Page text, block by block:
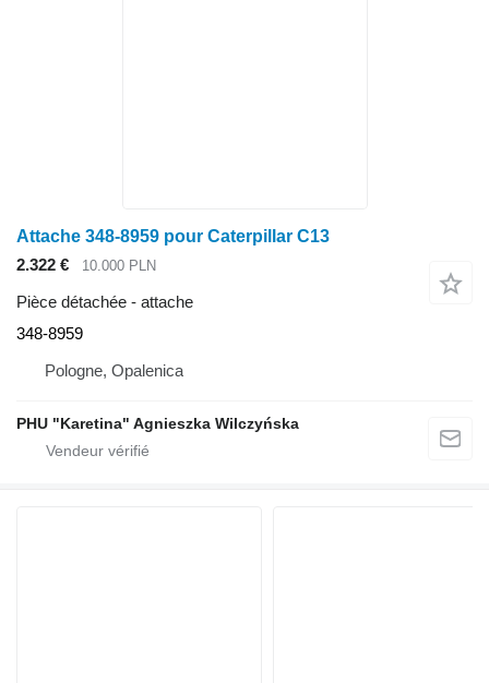
Attache 348-8959 pour Caterpillar C13
2.322 €
10.000 PLN
Pièce détachée - attache
348-8959
Pologne, Opalenica
PHU "Karetina" Agnieszka Wilczyńska